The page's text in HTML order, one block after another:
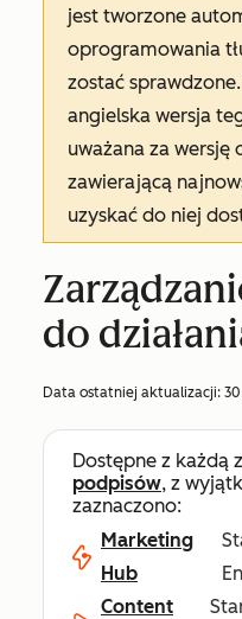
jest tworzone
oprogramowania
zostać
angielska wersja
uważana za wersję
zawierającą
uzyskać do niej
do
Data ostatniej aktualizacji:
Dostępne z każdą
podpisów, z
zaznaczono:
Marketing
Hub
Content